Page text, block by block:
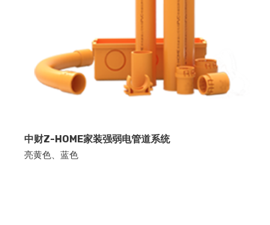
中财Z-HOME家装强弱电管道系统
亮黄色、蓝色